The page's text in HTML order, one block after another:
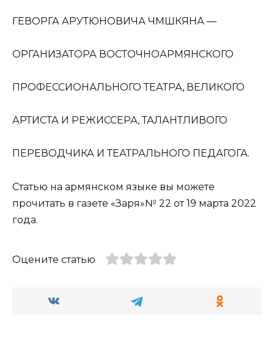
ГЕВОРГА АРУТЮНОВИЧА ЧМШКЯНА —
ОРГАНИЗАТОРА ВОСТОЧНОАРМЯНСКОГО
ПРОФЕССИОНАЛЬНОГО ТЕАТРА, ВЕЛИКОГО
АРТИСТА И РЕЖИССЕРА, ТАЛАНТЛИВОГО
ПЕРЕВОДЧИКА И ТЕАТРАЛЬНОГО ПЕДАГОГА.
Статью на армянском языке вы можете
прочитать в газете «Заря»№ 22 от 19 марта 2022
года.
Оцените статью